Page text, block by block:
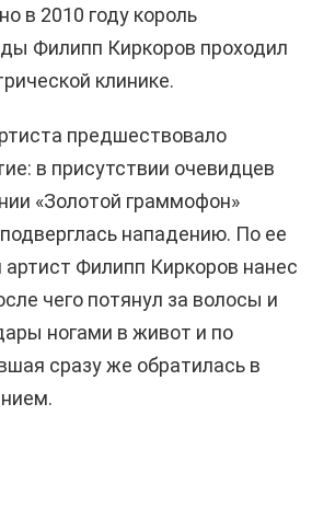
в 2010 году король
Филипп Киркоров проходил
клинике.
предшествовало
в присутствии очевидцев
«Золотой граммофон»
нападению. По ее
Филипп Киркоров нанес
чего потянул за волосы и
ногами в живот и по
сразу же обратилась в